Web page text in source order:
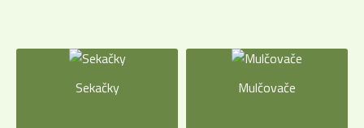
Sekačky Mulčovače